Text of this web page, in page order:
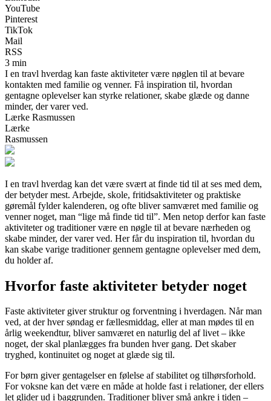
YouTube
Pinterest
TikTok
Mail
RSS
3 min
I en travl hverdag kan faste aktiviteter være nøglen til at bevare
kontakten med familie og venner. Få inspiration til, hvordan
gentagne oplevelser kan styrke relationer, skabe glæde og danne
minder, der varer ved.
Lærke Rasmussen
Lærke
Rasmussen
I en travl hverdag kan det være svært at finde tid til at ses med dem,
der betyder mest. Arbejde, skole, fritidsaktiviteter og praktiske
gøremål fylder kalenderen, og ofte bliver samværet med familie og
venner noget, man “lige må finde tid til”. Men netop derfor kan faste
aktiviteter og traditioner være en nøgle til at bevare nærheden og
skabe minder, der varer ved. Her får du inspiration til, hvordan du
kan skabe varige traditioner gennem gentagne oplevelser med dem,
du holder af.
Hvorfor faste aktiviteter betyder noget
Faste aktiviteter giver struktur og forventning i hverdagen. Når man
ved, at der hver søndag er fællesmiddag, eller at man mødes til en
årlig weekendtur, bliver samværet en naturlig del af livet – ikke
noget, der skal planlægges fra bunden hver gang. Det skaber
tryghed, kontinuitet og noget at glæde sig til.
For børn giver gentagelser en følelse af stabilitet og tilhørsforhold.
For voksne kan det være en måde at holde fast i relationer, der ellers
let glider ud i baggrunden. Traditioner bliver små ankre i tiden –